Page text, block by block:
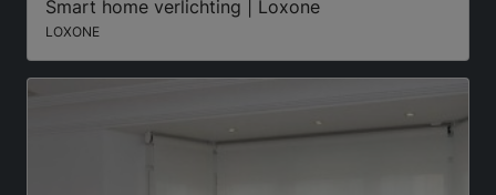
Smart home verlichting | Loxone
LOXONE